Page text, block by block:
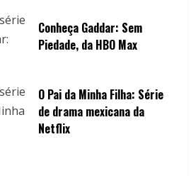
Conheça Gaddar: Sem
Piedade, da HBO Max
O Pai da Minha Filha: Série
de drama mexicana da
Netflix